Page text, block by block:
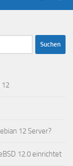
12 Server?
12.0 einrichtet